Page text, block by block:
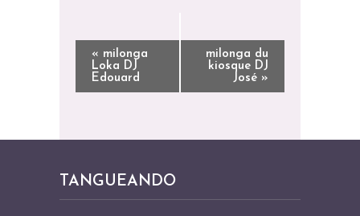
V
G
T
« milonga
Loka DJ
Edouard
milonga du
kiosque DJ
José »
TANGUEANDO